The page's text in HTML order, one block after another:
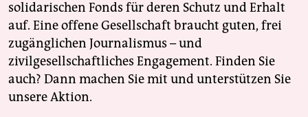
solidarischen Fonds für deren Schutz und Erhalt
auf. Eine offene Gesellschaft braucht guten, frei
zugänglichen Journalismus – und
zivilgesellschaftliches Engagement. Finden Sie
auch? Dann machen Sie mit und unterstützen Sie
unsere Aktion.